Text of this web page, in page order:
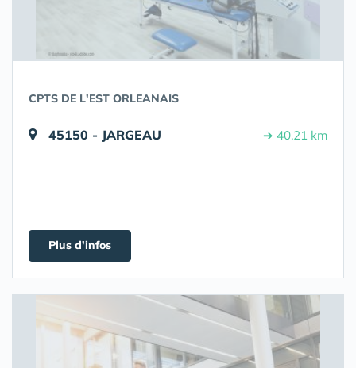
CPTS DE L'EST ORLEANAIS
45150 - JARGEAU ➔ 40.21 km
Plus d'infos